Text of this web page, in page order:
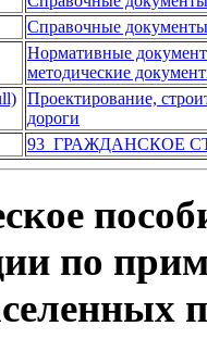
Справочные документы
Нормативные
методические
Проектирование,
дороги
93 ГРАЖДАНСКОЕ
по